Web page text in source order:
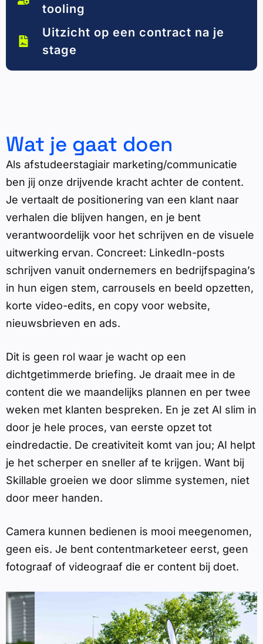
tooling
Uitzicht op een contract na je
stage
Wat je gaat doen
Als afstudeerstagiair marketing/communicatie
ben jij onze drijvende kracht achter de content.
Je vertaalt de positionering van een klant naar
verhalen die blijven hangen, en je bent
verantwoordelijk voor het schrijven en de visuele
uitwerking ervan. Concreet: LinkedIn-posts
schrijven vanuit ondernemers en bedrijfspagina’s
in hun eigen stem, carrousels en beeld opzetten,
korte video-edits, en copy voor website,
nieuwsbrieven en ads.
Dit is geen rol waar je wacht op een
dichtgetimmerde briefing. Je draait mee in de
content die we maandelijks plannen en per twee
weken met klanten bespreken. En je zet AI slim in
door je hele proces, van eerste opzet tot
eindredactie. De creativiteit komt van jou; AI helpt
je het scherper en sneller af te krijgen. Want bij
Skillable groeien we door slimme systemen, niet
door meer handen.
Camera kunnen bedienen is mooi meegenomen,
geen eis. Je bent contentmarketeer eerst, geen
fotograaf of videograaf die er content bij doet.